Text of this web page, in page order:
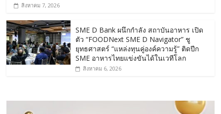
สิงหาคม 7, 2026
SME D Bank ผนึกกำลัง สถาบันอาหาร เปิด
ตัว “FOODNext SME D Navigator” ชู
ยุทธศาสตร์ “แหล่งทุนคู่องค์ความรู้” ติดปีก
SME อาหารไทยแข่งขันได้ในเวทีโลก
สิงหาคม 6, 2026